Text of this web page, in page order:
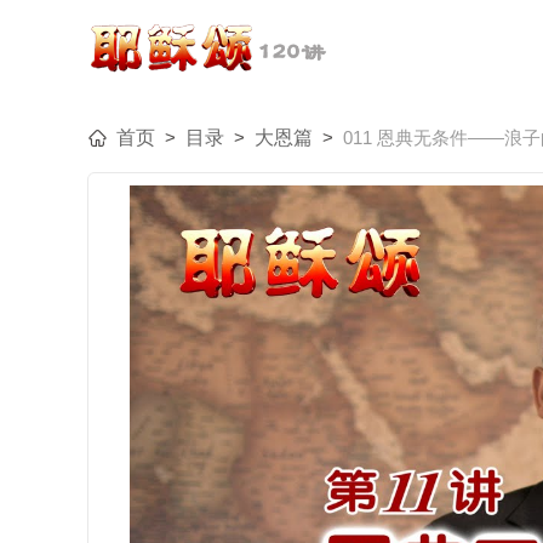
首页 > 目录 > 大恩篇 > 011 恩典无条件——浪子